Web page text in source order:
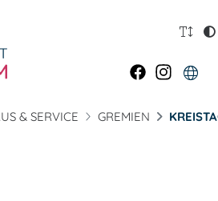
& SERVICE GREMIEN